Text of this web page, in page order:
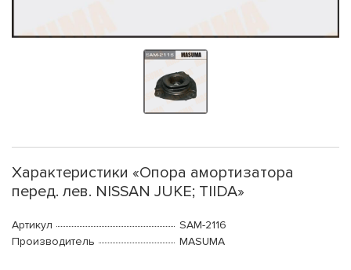
Характеристики «Опора амортизатора
перед. лев. NISSAN JUKE; TIIDA»
Артикул
SAM-2116
Производитель
MASUMA